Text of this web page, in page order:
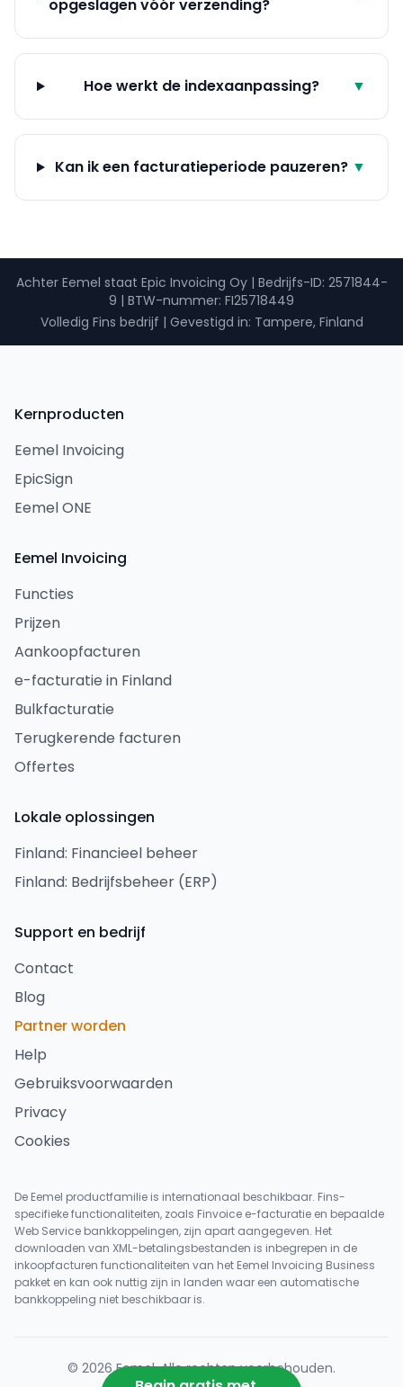
opgeslagen vóór verzending?
Hoe werkt de indexaanpassing? ▼
Kan ik een facturatieperiode pauzeren? ▼
Achter Eemel staat Epic Invoicing Oy| Bedrijfs-ID: 2571844-
9 | BTW-nummer: FI25718449
Volledig Fins bedrijf | Gevestigd in: Tampere, Finland
Kernproducten
Eemel Invoicing
EpicSign
Eemel ONE
Eemel Invoicing
Functies
Prijzen
Aankoopfacturen
e-facturatie in Finland
Bulkfacturatie
Terugkerende facturen
Offertes
Lokale oplossingen
Finland: Financieel beheer
Finland: Bedrijfsbeheer (ERP)
Support en bedrijf
Contact
Blog
Partner worden
Help
Gebruiksvoorwaarden
Privacy
Cookies
De Eemel productfamilie is internationaal beschikbaar. Fins-
specifieke functionaliteiten, zoals Finvoice e-facturatie en bepaalde
Web Service bankkoppelingen, zijn apart aangegeven. Het
downloaden van XML-betalingsbestanden is inbegrepen in de
inkoopfacturen functionaliteiten van het Eemel Invoicing Business
pakket en kan ook nuttig zijn in landen waar een automatische
bankkoppeling niet beschikbaar is.
© 2026 Eemel.Alle rechten voorbehouden.